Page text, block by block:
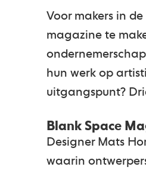
Voor makers in
magazine te
hun werk op
uitgangspunt?
Blank Space
Designer Mats
waarin